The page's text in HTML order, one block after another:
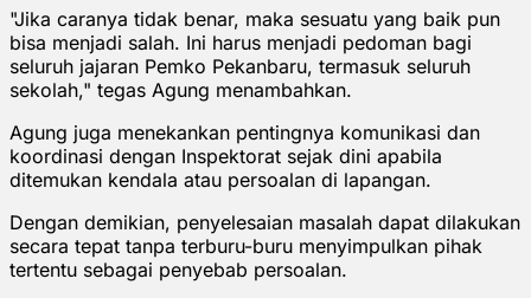
"Jika caranya tidak benar, maka sesuatu yang baik pun
bisa menjadi salah. Ini harus menjadi pedoman bagi
seluruh jajaran Pemko Pekanbaru, termasuk seluruh
sekolah," tegas Agung menambahkan.
Agung juga menekankan pentingnya komunikasi dan
koordinasi dengan Inspektorat sejak dini apabila
ditemukan kendala atau persoalan di lapangan.
Dengan demikian, penyelesaian masalah dapat dilakukan
secara tepat tanpa terburu-buru menyimpulkan pihak
tertentu sebagai penyebab persoalan.